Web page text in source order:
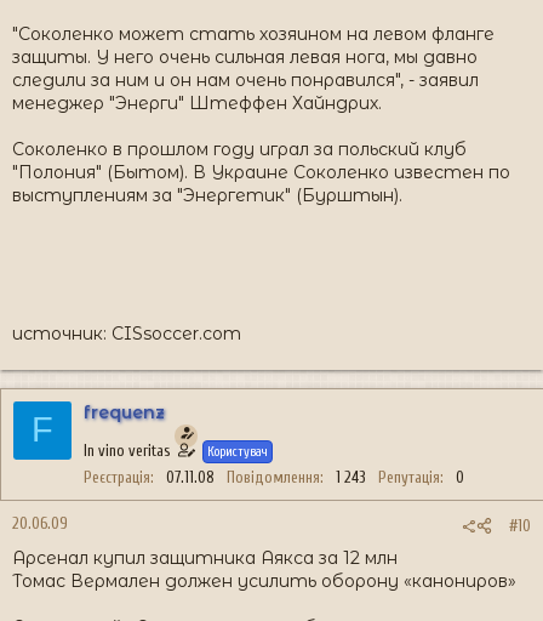
"Соколенко может стать хозяином на левом фланге
защиты. У него очень сильная левая нога, мы давно
следили за ним и он нам очень понравился", - заявил
менеджер "Энерги" Штеффен Хайндрих.
Соколенко в прошлом году играл за польский клуб
"Полония" (Бытом). В Украине Соколенко известен по
выступлениям за "Энергетик" (Бурштын).
источник: CISsoccer.com
F frequenz
In vino veritas Користувач
Реєстрація 07.11.08 Повідомлення 1 243 Репутація 0
20.06.09 #10
Арсенал купил защитника Аякса за 12 млн
Томас Вермален должен усилить оборону «канониров»